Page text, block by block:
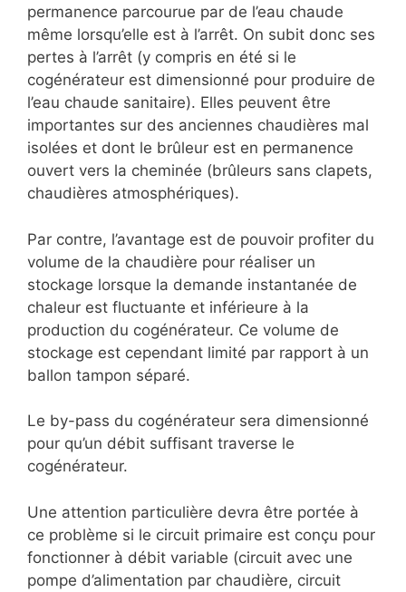
permanence parcourue par de l’eau chaude
même lorsqu’elle est à l’arrêt. On subit donc ses
pertes à l’arrêt (y compris en été si le
cogénérateur est dimensionné pour produire de
l’eau chaude sanitaire). Elles peuvent être
importantes sur des anciennes chaudières mal
isolées et dont le brûleur est en permanence
ouvert vers la cheminée (brûleurs sans clapets,
chaudières atmosphériques).
Par contre, l’avantage est de pouvoir profiter du
volume de la chaudière pour réaliser un
stockage lorsque la demande instantanée de
chaleur est fluctuante et inférieure à la
production du cogénérateur. Ce volume de
stockage est cependant limité par rapport à un
ballon tampon séparé.
Le by-pass du cogénérateur sera dimensionné
pour qu’un débit suffisant traverse le
cogénérateur.
Une attention particulière devra être portée à
ce problème si le circuit primaire est conçu pour
fonctionner à débit variable (circuit avec une
pompe d’alimentation par chaudière, circuit